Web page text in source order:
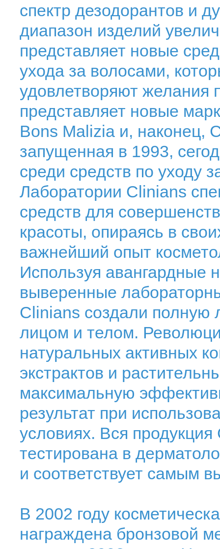
спектр дезодорантов и
диапазон изделий
представляет новые
ухода за волосами,
удовлетворяют желания
представляет новые
Bons Malizia и, наконец,
запущенная в 1993,
среди средств по уходу
Лаборатории Clinians
средств для
красоты, опираясь в
важнейший опыт
Используя авангардные
выверенные
Clinians создали полную
лицом и телом.
натуральных активных
экстрактов и
максимальную
результат при
условиях. Вся
тестирована в
и соответствует самым
В 2002 году
награждена бронзовой